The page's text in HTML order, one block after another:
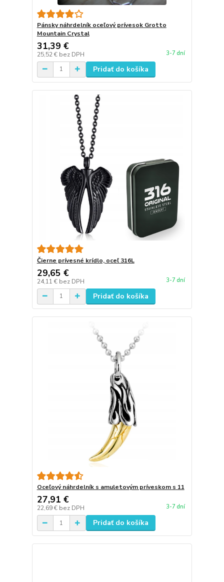
Pánsky náhrdelník oceľový prívesok Grotto
Mountain Crystal
31,39 €
25,52 € bez DPH 3-7 dní
Pridať do košíka
Čierne prívesné krídlo, oceľ 316L
29,65 €
24,11 € bez DPH 3-7 dní
Pridať do košíka
Oceľový náhrdelník s amuletovým príveskom s 11
27,91 €
22,69 € bez DPH 3-7 dní
Pridať do košíka